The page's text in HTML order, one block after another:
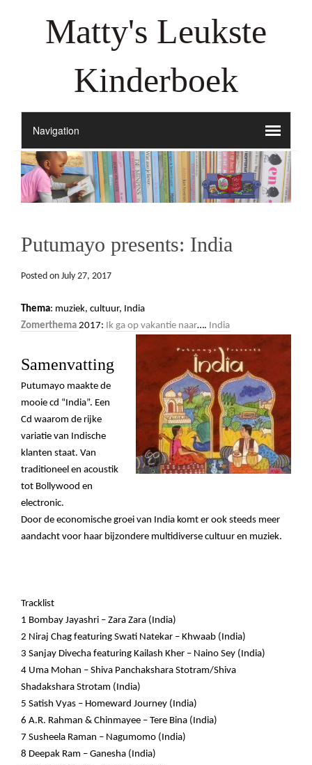
Matty's Leukste
Kinderboek
Putumayo presents: India
Posted on July 27, 2017
Thema: muziek, cultuur, India
Zomerthema 2017: Ik ga op vakantie naar…. India
Samenvatting
Putumayo maakte de
mooie cd “India”. Een
Cd waarom de rijke
variatie van Indische
klanten staat. Van
traditioneel en acoustik
tot Bollywood en
electronic.
Door de economische groei van India komt er ook steeds meer
aandacht voor haar bijzondere multidiverse cultuur en muziek.
Tracklist
1 Bombay Jayashri – Zara Zara (India)
2 Niraj Chag featuring Swati Natekar – Khwaab (India)
3 Sanjay Divecha featuring Kailash Kher – Naino Sey (India)
4 Uma Mohan – Shiva Panchakshara Stotram/Shiva
Shadakshara Strotam (India)
5 Satish Vyas – Homeward Journey (India)
6 A.R. Rahman & Chinmayee – Tere Bina (India)
7 Susheela Raman – Nagumomo (India)
8 Deepak Ram – Ganesha (India)